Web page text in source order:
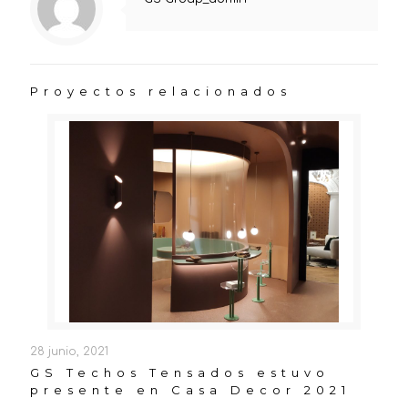
Proyectos relacionados
28 junio, 2021
GS Techos Tensados estuvo
presente en Casa Decor 2021